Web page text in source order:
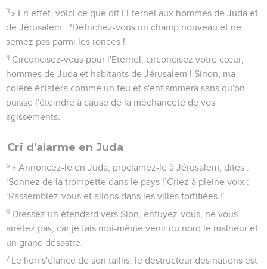
3 » En effet, voici ce que dit l’Eternel aux hommes de Juda et
de Jérusalem : *Défrichez-vous un champ nouveau et ne
semez pas parmi les ronces !
4 Circoncisez-vous pour l'Eternel, circoncisez votre cœur,
hommes de Juda et habitants de Jérusalem ! Sinon, ma
colère éclatera comme un feu et s'enflammera sans qu'on
puisse l'éteindre à cause de la méchanceté de vos
agissements.
Cri d'alarme en Juda
5 » Annoncez-le en Juda, proclamez-le à Jérusalem, dites :
‘Sonnez de la trompette dans le pays !’Criez à pleine voix :
‘Rassemblez-vous et allons dans les villes fortifiées !’
6 Dressez un étendard vers Sion, enfuyez-vous, ne vous
arrêtez pas, car je fais moi-même venir du nord le malheur et
un grand désastre.
7 Le lion s'élance de son taillis, le destructeur des nations est